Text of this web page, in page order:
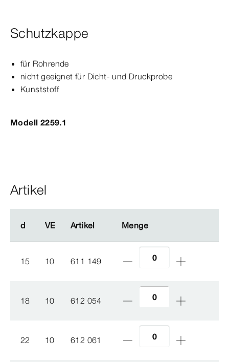
Schutzkappe
für Rohrende
nicht geeignet für Dicht- und Druckprobe
Kunststoff
Modell 2259.1
Artikel
d VE Artikel Menge
d VE Artikel Menge
15 10 611 149
18 10 612 054
22 10 612 061